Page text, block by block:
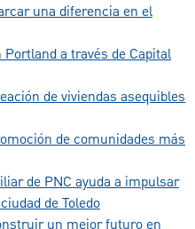
una diferencia en el
a través de Capital
de viviendas asequibles
de comunidades más
de PNC ayuda a impulsar
de Toledo